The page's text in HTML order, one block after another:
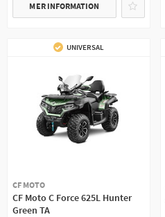
MER INFORMATION
UNIVERSAL
CF MOTO
CF Moto C Force 625L Hunter
Green TA